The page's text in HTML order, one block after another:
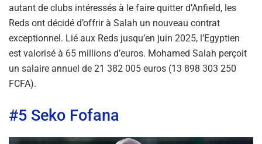
autant de clubs intéressés à le faire quitter d’Anfield, les
Reds ont décidé d’offrir à Salah un nouveau contrat
exceptionnel. Lié aux Reds jusqu’en juin 2025, l’Egyptien
est valorisé à 65 millions d’euros. Mohamed Salah perçoit
un salaire annuel de 21 382 005 euros (13 898 303 250
FCFA).
#5 Seko Fofana